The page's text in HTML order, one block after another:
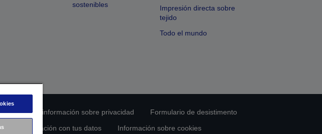
sostenibles
Impresión directa sobre
tejido
Todo el mundo
de información sobre privacidad
Formulario de desistimento
en relación con tus datos Información sobre cookies